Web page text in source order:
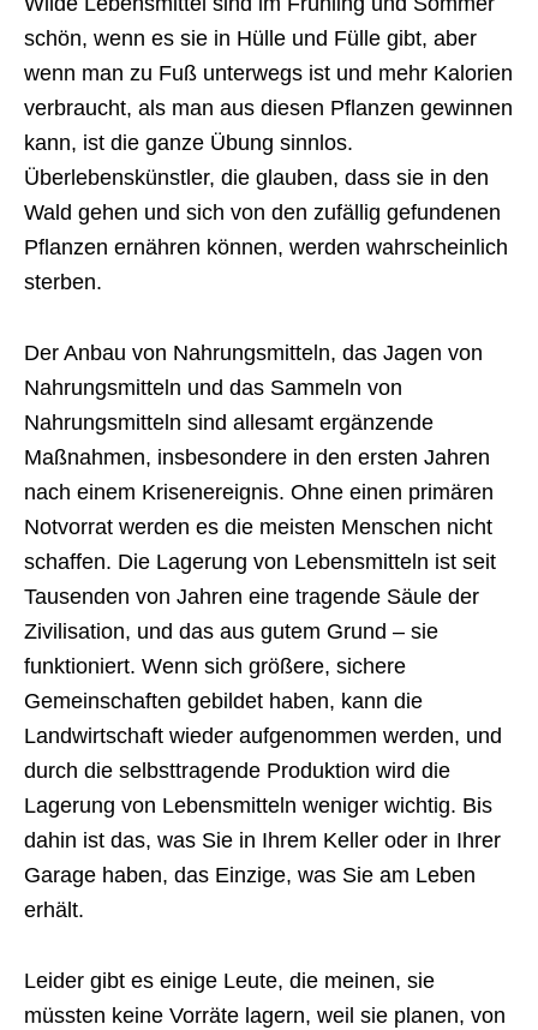
schön, wenn es sie in Hülle und Fülle gibt, aber
wenn man zu Fuß unterwegs ist und mehr Kalorien
verbraucht, als man aus diesen Pflanzen gewinnen
kann, ist die ganze Übung sinnlos.
Überlebenskünstler, die glauben, dass sie in den
Wald gehen und sich von den zufällig gefundenen
Pflanzen ernähren können, werden wahrscheinlich
sterben.
Der Anbau von Nahrungsmitteln, das Jagen von
Nahrungsmitteln und das Sammeln von
Nahrungsmitteln sind allesamt ergänzende
Maßnahmen, insbesondere in den ersten Jahren
nach einem Krisenereignis. Ohne einen primären
Notvorrat werden es die meisten Menschen nicht
schaffen. Die Lagerung von Lebensmitteln ist seit
Tausenden von Jahren eine tragende Säule der
Zivilisation, und das aus gutem Grund – sie
funktioniert. Wenn sich größere, sichere
Gemeinschaften gebildet haben, kann die
Landwirtschaft wieder aufgenommen werden, und
durch die selbsttragende Produktion wird die
Lagerung von Lebensmitteln weniger wichtig. Bis
dahin ist das, was Sie in Ihrem Keller oder in Ihrer
Garage haben, das Einzige, was Sie am Leben
erhält.
Leider gibt es einige Leute, die meinen, sie
müssten keine Vorräte lagern, weil sie planen, von